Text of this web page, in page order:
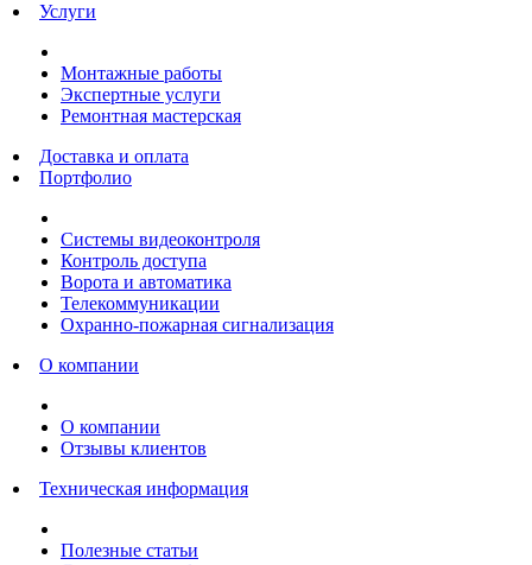
Услуги
Монтажные работы
Экспертные услуги
Ремонтная мастерская
Доставка и оплата
Портфолио
Системы видеоконтроля
Контроль доступа
Ворота и автоматика
Телекоммуникации
Охранно-пожарная сигнализация
О компании
О компании
Отзывы клиентов
Техническая информация
Полезные статьи